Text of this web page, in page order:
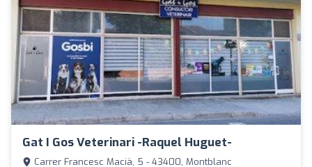
Gat I Gos Veterinari -Raquel Huguet-
Carrer Francesc Macià, 5 - 43400, Montblanc